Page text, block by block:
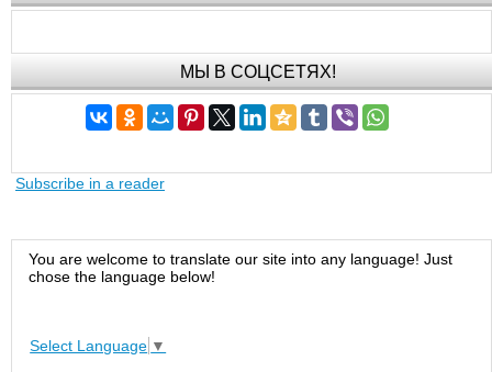
МЫ В СОЦСЕТЯХ!
Subscribe in a reader
You are welcome to translate our site into any language! Just
chose the language below!
Select Language ▼